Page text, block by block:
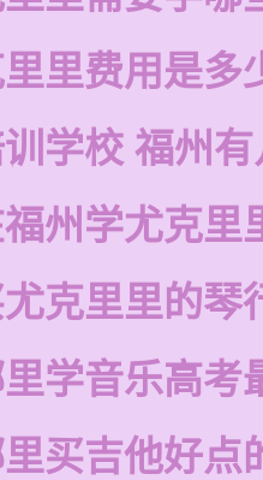
里费用是多
学校 福州
州学尤克里
克里里的琴
学音乐高考
买吉他好点